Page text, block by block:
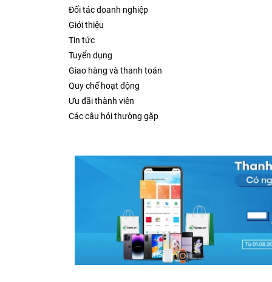
Đối tác doanh nghiệp
Giới thiệu
Tin tức
Tuyển dụng
Giao hàng và thanh toán
Quy chế hoạt động
Ưu đãi thành viên
Các câu hỏi thường gặp